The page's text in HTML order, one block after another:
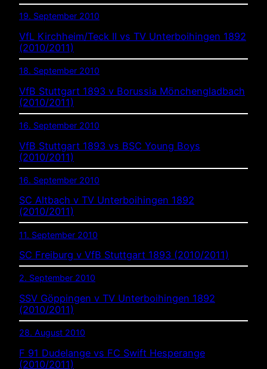
19. September 2010
VfL Kirchheim/Teck II vs TV Unterboihingen 1892
(2010/2011)
18. September 2010
VfB Stuttgart 1893 v Borussia Mönchengladbach
(2010/2011)
16. September 2010
VfB Stuttgart 1893 vs BSC Young Boys
(2010/2011)
16. September 2010
SC Altbach v TV Unterboihingen 1892
(2010/2011)
11. September 2010
SC Freiburg v VfB Stuttgart 1893 (2010/2011)
2. September 2010
SSV Göppingen v TV Unterboihingen 1892
(2010/2011)
28. August 2010
F 91 Dudelange vs FC Swift Hesperange
(2010/2011)